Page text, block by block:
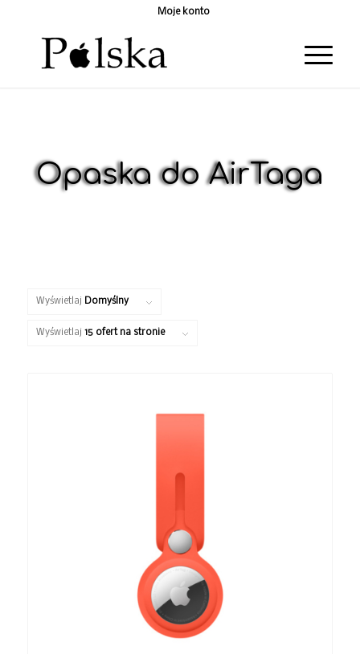
Moje konto
Opaska do AirTaga
Wyświetlaj Domyślny
Wyświetlaj 15 ofert na stronie